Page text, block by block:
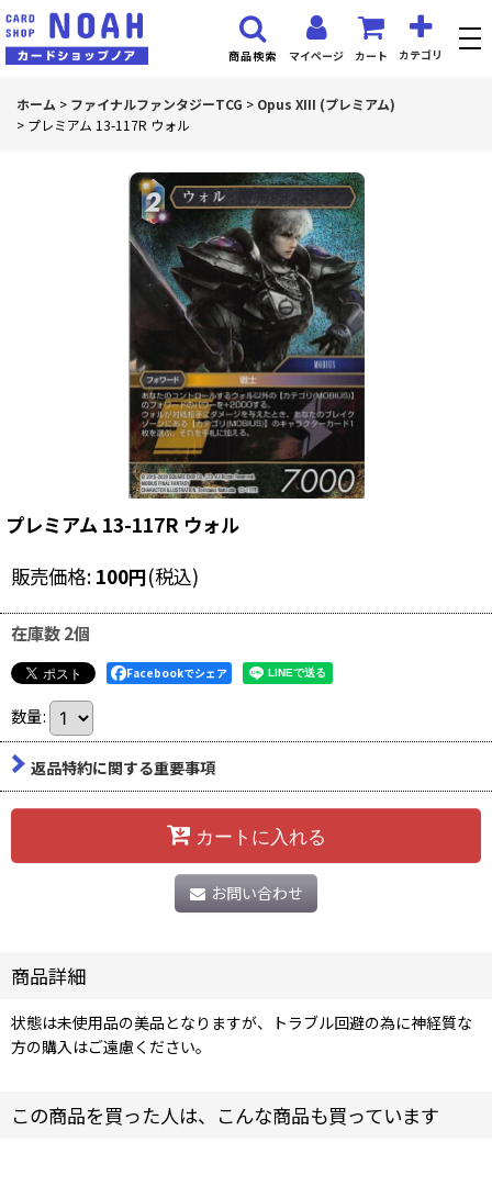
マイページ カート カテゴリ
商品検索
ホーム > ファイナルファンタジーTCG > Opus XIII (プレミアム)
> プレミアム 13-117R ウォル
プレミアム 13-117R ウォル
販売価格: 100円(税込)
在庫数 2個
Facebookでシェア
数量:
返品特約に関する重要事項
カートに入れる
お問い合わせ
商品詳細
状態は未使用品の美品となりますが、トラブル回避の為に神経質な
方の購入はご遠慮ください。
この商品を買った人は、こんな商品も買っています